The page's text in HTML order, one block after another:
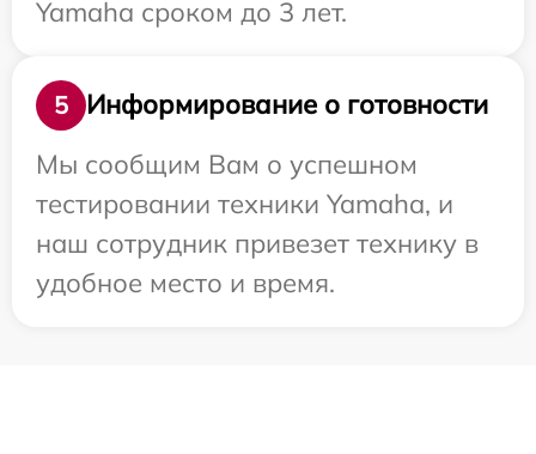
Yamaha сроком до 3 лет.
5
Информирование о готовности
Мы сообщим Вам о успешном
тестировании техники Yamaha, и
наш сотрудник привезет технику в
удобное место и время.